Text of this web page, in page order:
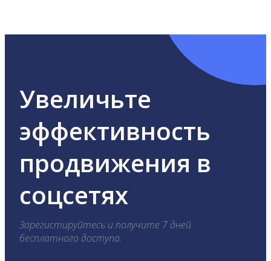
Увеличьте
эффективность
продвижения в
соцсетях
Зарегистируйтесь и получите 7 дней
бесплатного доступа.